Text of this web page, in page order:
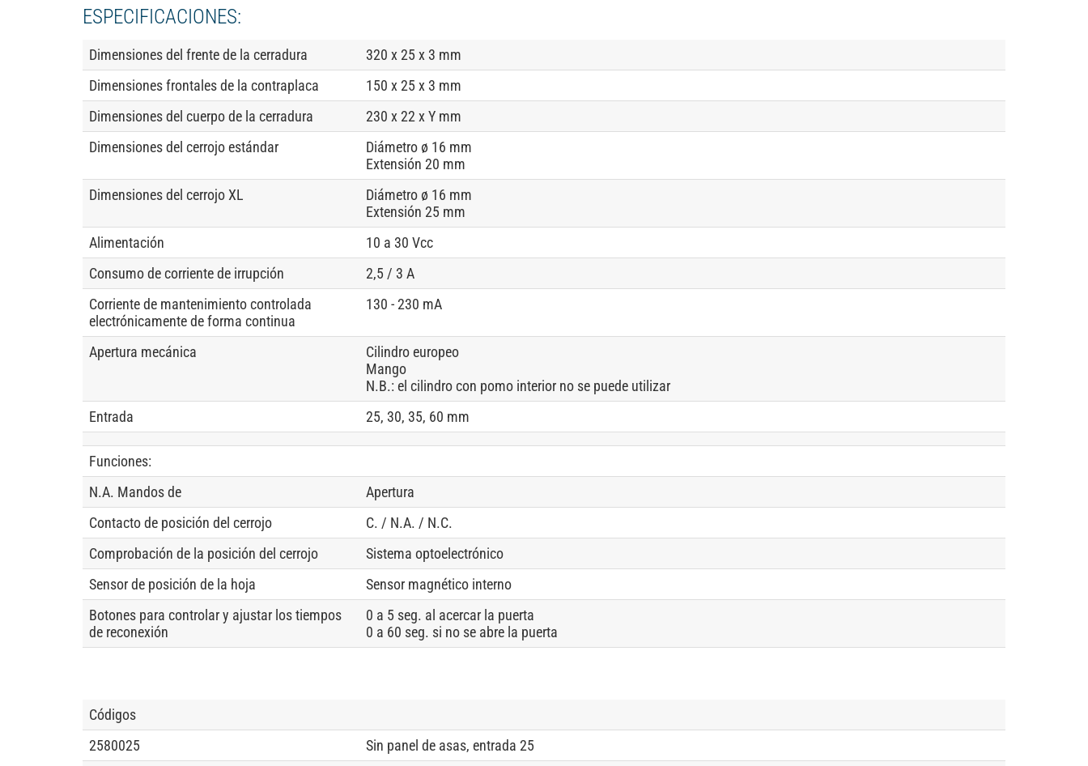
ESPECIFICACIONES:
Dimensiones del frente de la cerradura
320 x 25 x 3 mm
Dimensiones frontales de la contraplaca
150 x 25 x 3 mm
Dimensiones del cuerpo de la cerradura
230 x 22 x Y mm
Dimensiones del cerrojo estándar
Diámetro ø 16 mm
Extensión 20 mm
Dimensiones del cerrojo XL
Diámetro ø 16 mm
Extensión 25 mm
Alimentación
10 a 30 Vcc
Consumo de corriente de irrupción
2,5 / 3 A
Corriente de mantenimiento controlada
electrónicamente de forma continua
130 - 230 mA
Apertura mecánica
Cilindro europeo
Mango
N.B.: el cilindro con pomo interior no se puede utilizar
Entrada
25, 30, 35, 60 mm
Funciones:
N.A. Mandos de
Apertura
Contacto de posición del cerrojo
C. / N.A. / N.C.
Comprobación de la posición del cerrojo
Sistema optoelectrónico
Sensor de posición de la hoja
Sensor magnético interno
Botones para controlar y ajustar los tiempos
de reconexión
0 a 5 seg. al acercar la puerta
0 a 60 seg. si no se abre la puerta
Códigos
2580025
Sin panel de asas, entrada 25